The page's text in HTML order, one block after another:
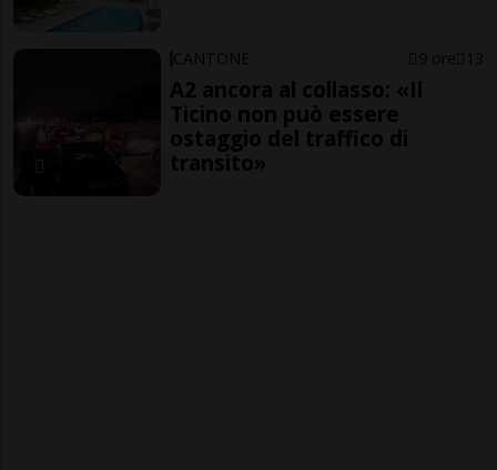
CANTONE 9 ore 13
A2 ancora al collasso: «Il
Ticino non può essere
ostaggio del traffico di
transito»